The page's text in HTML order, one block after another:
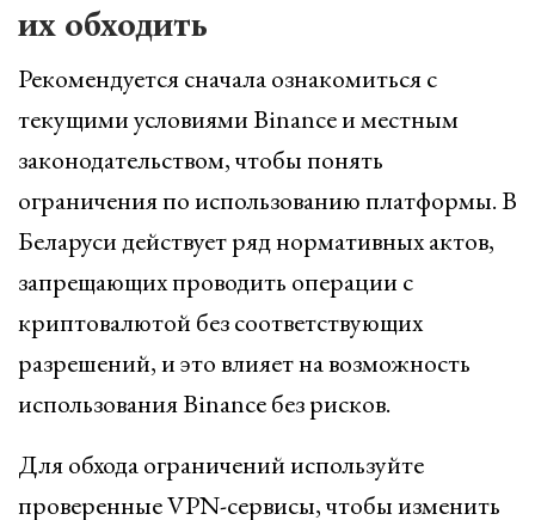
их обходить
Рекомендуется сначала ознакомиться с
текущими условиями Binance и местным
законодательством, чтобы понять
ограничения по использованию платформы. В
Беларуси действует ряд нормативных актов,
запрещающих проводить операции с
криптовалютой без соответствующих
разрешений, и это влияет на возможность
использования Binance без рисков.
Для обхода ограничений используйте
проверенные VPN-сервисы, чтобы изменить